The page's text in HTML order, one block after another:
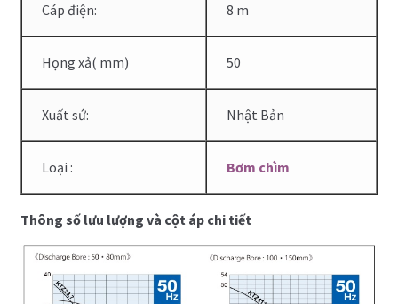
Cáp điện: 8 m
Họng xả( mm) 50
Xuất sứ: Nhật Bản
Loại : Bơm chìm
Thông số lưu lượng và cột áp chi tiết